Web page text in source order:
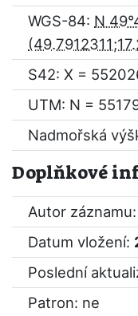
WGS-84: N
S42: X =
UTM: N =
Nadmořská
Doplňkové
Autor
Datum vložení:
Poslední
Patron: ne